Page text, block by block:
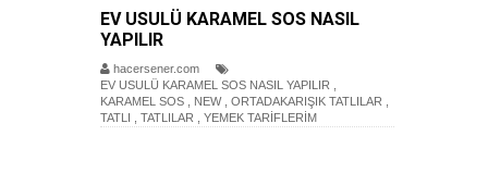
EV USULÜ KARAMEL SOS NASIL
YAPILIR
hacersener.com
EV USULÜ KARAMEL SOS NASIL YAPILIR
KARAMEL SOS
NEW, ORTADAKARIŞIK TATLILAR
TATLI
TATLILAR YEMEK TARİFLERİM